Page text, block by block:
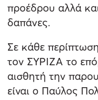
προέδρου αλλά
δαπάνες.
Σε κάθε
τον ΣΥΡΙΖΑ το
αισθητή την
είναι ο Παύλος